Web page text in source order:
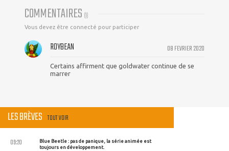
COMMENTAIRES (1)
Vous devez être connecté pour participer
08 FEVRIER 2020
ROYBEAN
Certains affirment que goldwater continue de se
marrer
LES BRÈVES TOUT VOIR
Blue Beetle : pas de panique, la série animée est
toujours en développement.
09:20